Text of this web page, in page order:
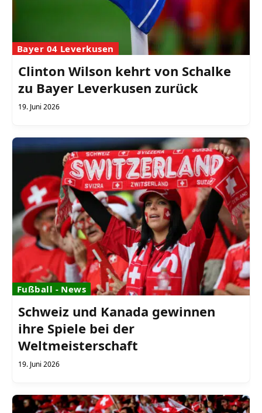
Bayer 04 Leverkusen
Clinton Wilson kehrt von Schalke
zu Bayer Leverkusen zurück
19. Juni 2026
Fußball - News
Schweiz und Kanada gewinnen
ihre Spiele bei der
Weltmeisterschaft
19. Juni 2026